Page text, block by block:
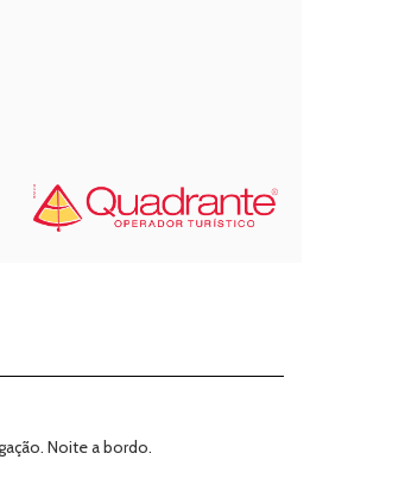
Noite a bordo.